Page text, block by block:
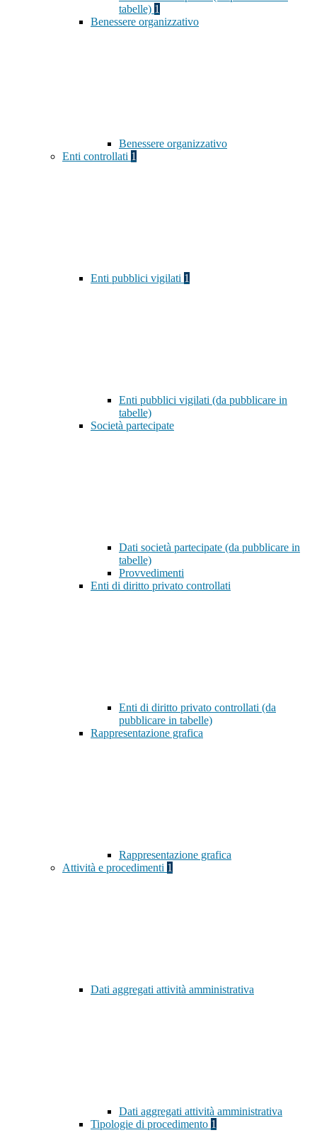
tabelle) 1
Benessere organizzativo
Benessere organizzativo
Enti controllati 1
Enti pubblici vigilati 1
Enti pubblici vigilati (da pubblicare in
tabelle)
Società partecipate
Dati società partecipate (da pubblicare in
tabelle)
Provvedimenti
Enti di diritto privato controllati
Enti di diritto privato controllati (da
pubblicare in tabelle)
Rappresentazione grafica
Rappresentazione grafica
Attività e procedimenti 1
Dati aggregati attività amministrativa
Dati aggregati attività amministrativa
Tipologie di procedimento 1